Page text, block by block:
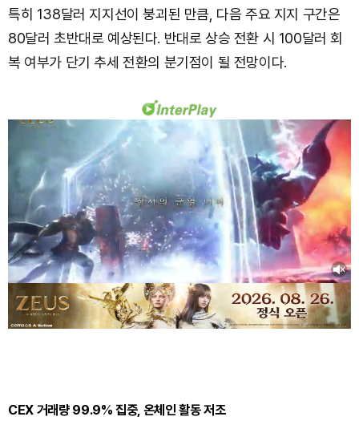
특히 138달러 지지선이 붕괴된 만큼, 다음 주요 지지 구간은
80달러 초반대로 예상된다. 반대로 상승 전환 시 100달러 회
복 여부가 단기 추세 전환의 분기점이 될 전망이다.
CEX 거래량 99.9% 집중, 온체인 활동 저조